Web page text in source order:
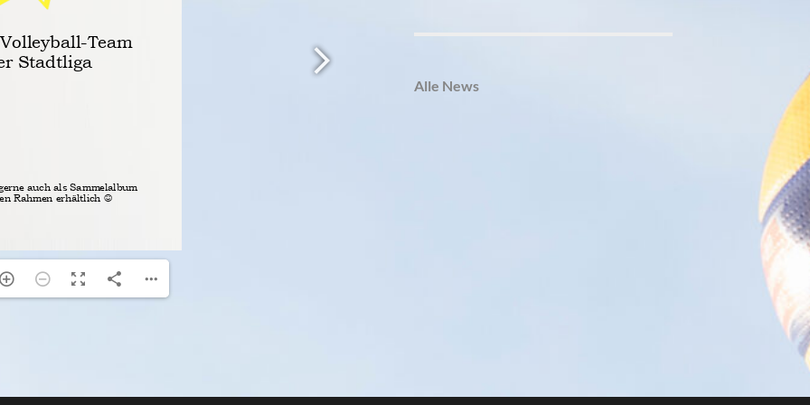
Alle News